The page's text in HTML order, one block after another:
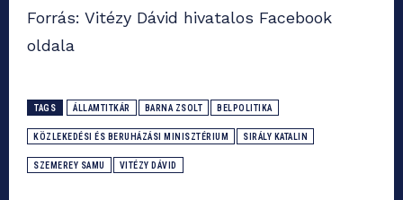
Forrás: Vitézy Dávid hivatalos Facebook
oldala
TAGS ÁLLAMTITKÁR BARNA ZSOLT BELPOLITIKA
KÖZLEKEDÉSI ÉS BERUHÁZÁSI MINISZTÉRIUM SIRÁLY KATALIN
SZEMEREY SAMU VITÉZY DÁVID